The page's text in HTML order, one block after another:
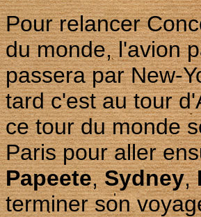
Pour relancer
du monde, l'avion
passera par New-
tard c'est au tour
ce tour du monde
Paris pour aller
Papeete,Sydney,
terminer son